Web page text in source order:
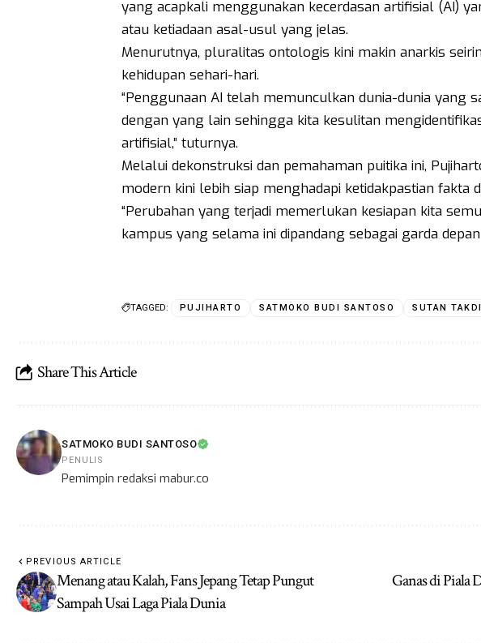
yang acapkali menggunakan kecerdasan artifisial (AI)
atau ketiadaan asal-usul yang jelas.
Menurutnya, pluralitas ontologis kini makin anarkis
kehidupan sehari-hari.
“Penggunaan AI telah memunculkan dunia-dunia yang
dengan yang lain sehingga kita kesulitan
artifisial,” tuturnya.
Melalui dekonstruksi dan pemahaman puitika ini,
modern kini lebih siap menghadapi ketidakpastian fakta
“Perubahan yang terjadi memerlukan kesiapan kita
kampus yang selama ini dipandang sebagai garda
TAGGED: PUJIHARTO SATMOKO BUDI SANTOSO SUTAN
Share This Article
SATMOKO BUDI SANTOSO
PENULIS
Pemimpin redaksi mabur.co
PREVIOUS ARTICLE
Menang atau Kalah, Fans Jepang Tetap Pungut
Sampah Usai Laga Piala Dunia
Ganas di Piala